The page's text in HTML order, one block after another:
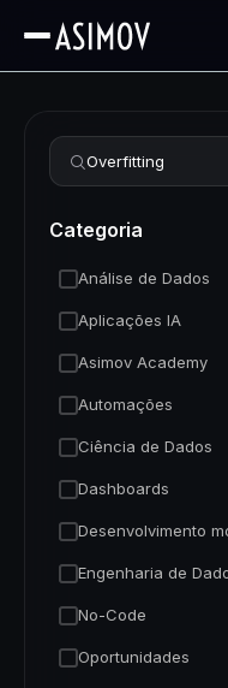
Refinar busca
Categoria
Análise de Dados
Aplicações IA
Asimov Academy
Automações
Ciência de Dados
Dashboards
Desenvolvimento
Engenharia de
No-Code
Oportunidades